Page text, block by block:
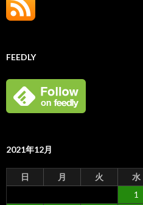
FEEDLY
2021年12月
日 月 火 水
1